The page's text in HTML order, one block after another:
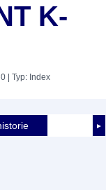
K-
| Typ: Index
►